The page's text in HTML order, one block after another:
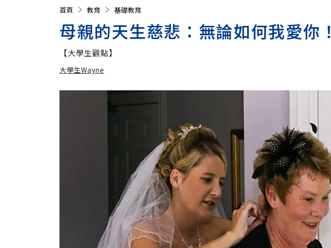
首頁 教育 基礎教育
母親的天生慈悲：無論如何我愛你！
【大學生觀點】
大學生Wayne